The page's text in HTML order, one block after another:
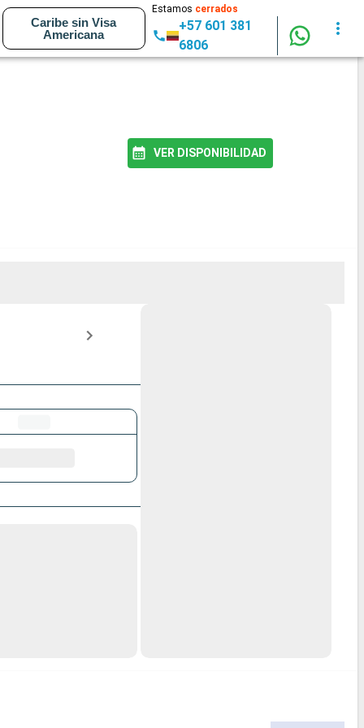
Caribe sin Visa
Americana
Estamos cerrados
+57 601 381
6806
VER DISPONIBILIDAD